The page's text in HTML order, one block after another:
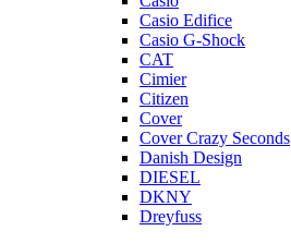
Casio Edifice
Casio G-Shock
CAT
Cimier
Citizen
Cover
Cover Crazy Seconds
Danish Design
DIESEL
DKNY
Dreyfuss